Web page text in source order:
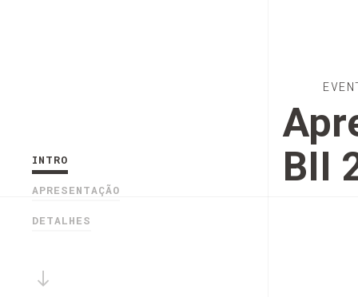
BII
INTRO
APRESENTAÇÃO
DETALHES